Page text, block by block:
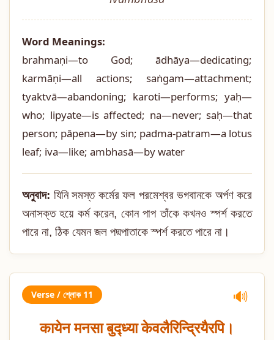
Word Meanings:
brahmaṇi—to God; ādhāya—dedicating;
karmāṇi—all actions; saṅgam—attachment;
tyaktvā—abandoning; karoti—performs; yaḥ—
who; lipyate—is affected; na—never; saḥ—that
person; pāpena—by sin; padma-patram—a lotus
leaf; iva—like; ambhasā—by water
অনুবাদ: যিনি সমস্ত কর্মের ফল পরমেশ্বর ভগবানকে অর্পণ করে
অনাসক্ত হয়ে কর্ম করেন, কোন পাপ তাঁকে কখনও স্পর্শ করতে
পারে না, ঠিক যেমন জল পদ্মপাতাকে স্পর্শ করতে পারে না।
Verse / শ্লোক 11 🔊
कायेन मनसा बुद्ध्या केवलैरिन्द्रियैरपि।